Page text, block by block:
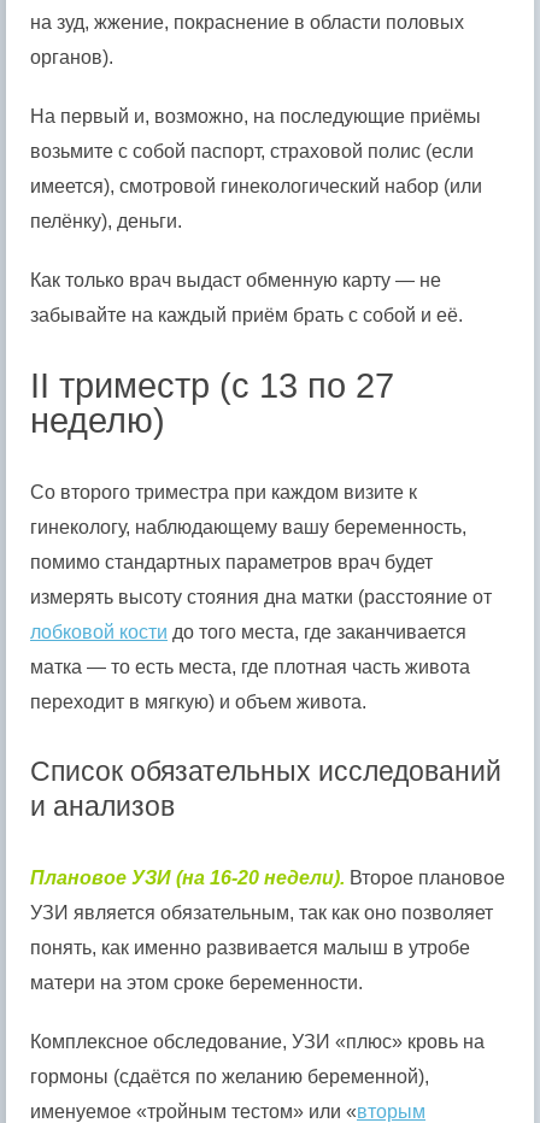
на зуд, жжение, покраснение в области половых
органов).
На первый и, возможно, на последующие приёмы
возьмите с собой паспорт, страховой полис (если
имеется), смотровой гинекологический набор (или
пелёнку), деньги.
Как только врач выдаст обменную карту — не
забывайте на каждый приём брать с собой и её.
II триместр (с 13 по 27
неделю)
Со второго триместра при каждом визите к
гинекологу, наблюдающему вашу беременность,
помимо стандартных параметров врач будет
измерять высоту стояния дна матки (расстояние от
лобковой кости до того места, где заканчивается
матка — то есть места, где плотная часть живота
переходит в мягкую) и объем живота.
Список обязательных исследований
и анализов
Плановое УЗИ (на 16-20 недели). Второе плановое
УЗИ является обязательным, так как оно позволяет
понять, как именно развивается малыш в утробе
матери на этом сроке беременности.
Комплексное обследование, УЗИ «плюс» кровь на
гормоны (сдаётся по желанию беременной),
именуемое «тройным тестом» или «вторым